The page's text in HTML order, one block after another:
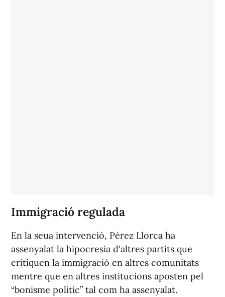
Immigració regulada
En la seua intervenció, Pérez Llorca ha
assenyalat la hipocresia d'altres partits que
critiquen la immigració en altres comunitats
mentre que en altres institucions aposten pel
“bonisme polític” tal com ha assenyalat.